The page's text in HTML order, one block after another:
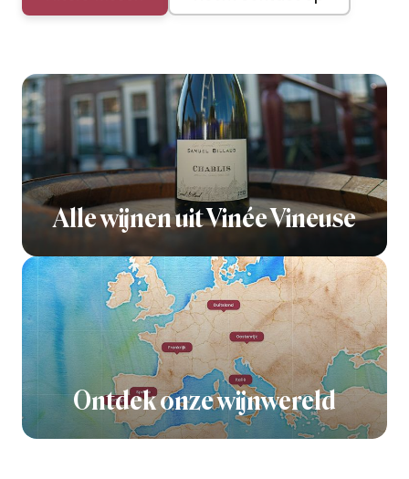
Alle wijnen uit Vinée Vineuse
Ontdek onze wijnwereld